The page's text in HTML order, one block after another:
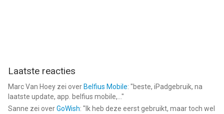
Laatste reacties
Marc Van Hoey zei over Belfius Mobile: "beste, iPadgebruik, na
laatste update, app. belfius mobile,... "
Sanne zei overGoWish: " Ik heb deze eerst gebruikt, maar toch wel